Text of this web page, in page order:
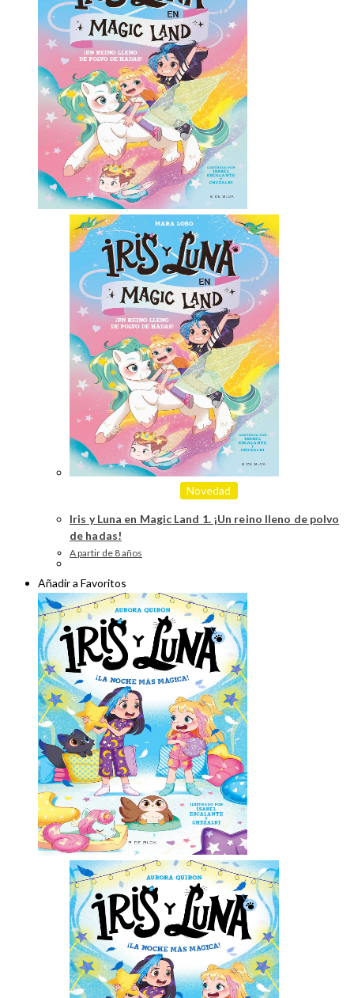
Novedad
Iris y Luna en Magic Land 1. ¡Un reino lleno de polvo
de hadas!
A partir de 8 años
Añadir a Favoritos